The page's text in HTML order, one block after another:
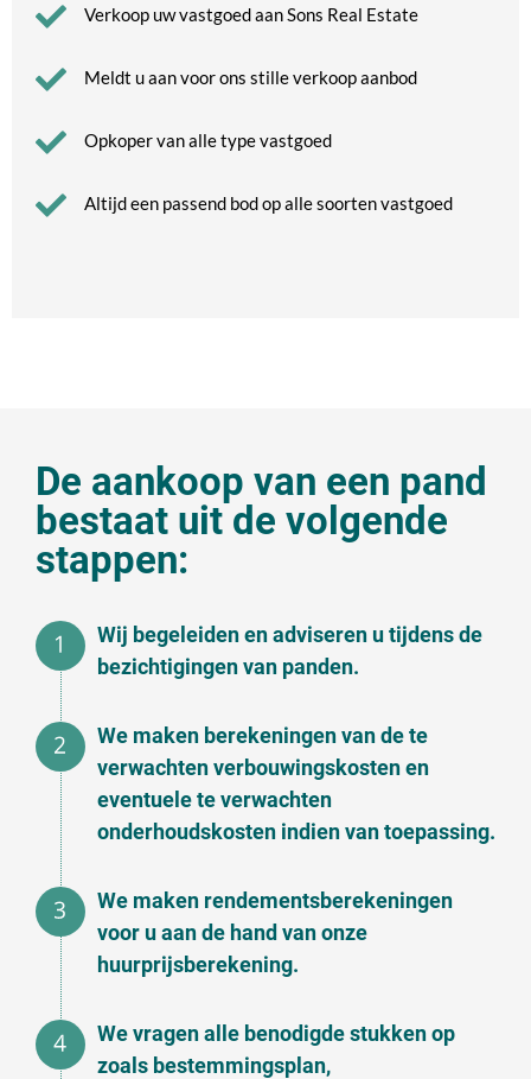
Verkoop uw vastgoed aan Sons Real Estate
Meldt u aan voor ons stille verkoop aanbod
Opkoper van alle type vastgoed
Altijd een passend bod op alle soorten vastgoed
De aankoop van een pand
bestaat uit de volgende
stappen:
Wij begeleiden en adviseren u tijdens de
bezichtigingen van panden.
We maken berekeningen van de te
verwachten verbouwingskosten en
eventuele te verwachten
onderhoudskosten indien van toepassing.
We maken rendementsberekeningen
voor u aan de hand van onze
huurprijsberekening.
We vragen alle benodigde stukken op
zoals bestemmingsplan,